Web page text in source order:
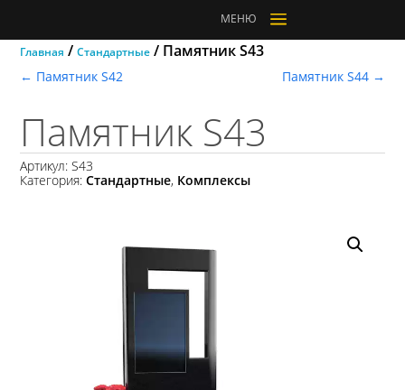
МЕНЮ a
Главная / Стандартные/ Памятник S43
← Памятник S42 Памятник S44 →
Памятник S43
Артикул: S43
Категория: Стандартные, Комплексы